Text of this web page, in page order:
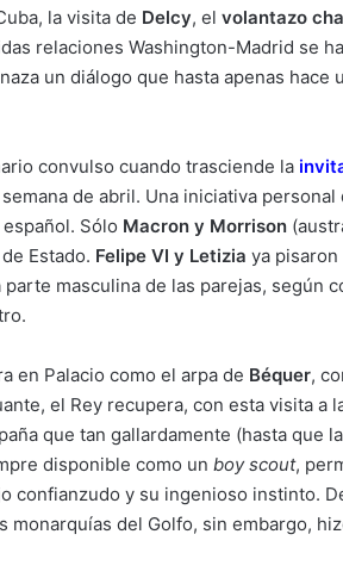
la visita de Delcy, el volantazo
relaciones Washington-Madrid se
un diálogo que hasta apenas
convulso cuando trasciende la
de abril. Una iniciativa
Sólo Macron y Morrison
Estado. Felipe VI y Letizia ya pisaron
parte masculina de las parejas, según
en Palacio como el arpa de Béquer,
el Rey recupera, con esta visita
que tan gallardamente (hasta que
disponible como un boy scout,
confianzudo y su ingenioso instinto.
monarquías del Golfo, sin embargo,